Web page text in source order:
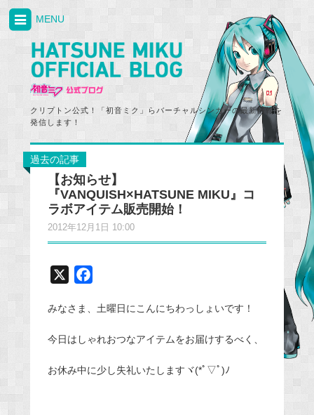
クリプトン公式！「初音ミク」らバーチャルシンガーの最新情報を
発信します！
MENU
過去の記事
【お知らせ】
『VANQUISH×HATSUNE MIKU』コ
ラボアイテム販売開始！
2012年12月1日 10:00
c
b
o
みなさま、土曜日にこんにちわっしょいです！
今日はしゃれおつなアイテムをお届けするべく、
お休み中に少し失礼いたしますヾ(*ﾟ▽ﾟ)ﾉ